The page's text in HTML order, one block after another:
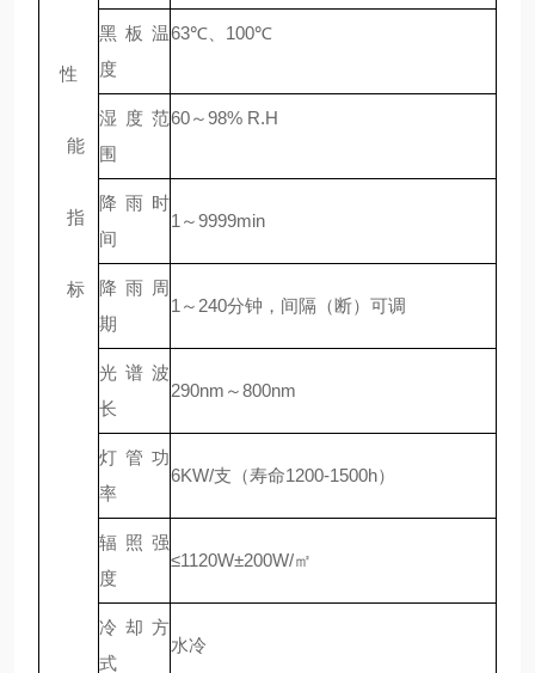
性
能
指
标
黑板温
度
63℃、100℃
湿度范
围
60～98% R.H
降雨时
间
1～9999min
降雨周
期
1～240分钟，间隔（断）可调
光谱波
长
290nm～800nm
灯管功
率
6KW/支（寿命1200-1500h）
辐照强
度
≤1120W±200W/㎡
冷却方
式
水冷